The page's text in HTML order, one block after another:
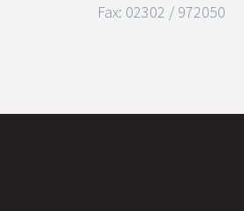
Fax: 02302 / 972050